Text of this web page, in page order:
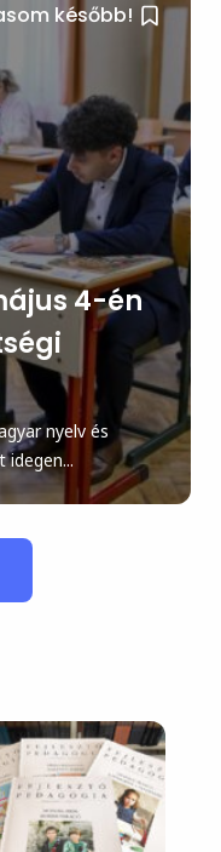
később!
4-én
nyelv és